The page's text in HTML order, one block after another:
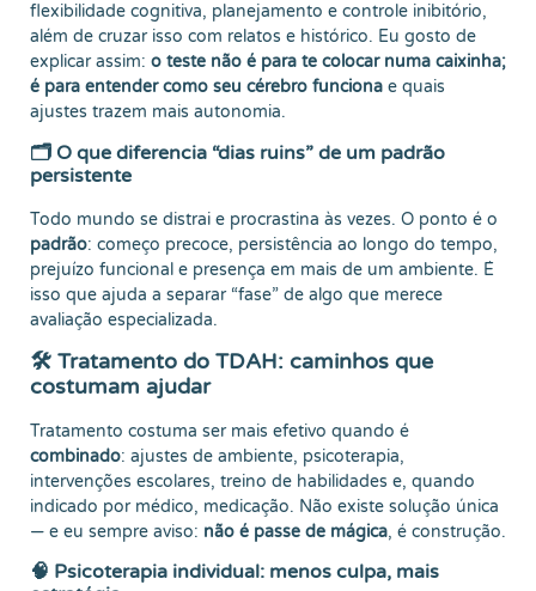
flexibilidade cognitiva, planejamento e controle inibitório,
além de cruzar isso com relatos e histórico. Eu gosto de
explicar assim: o teste não é para te colocar numa caixinha;
é para entender como seu cérebro funciona e quais
ajustes trazem mais autonomia.
🗂️ O que diferencia “dias ruins” de um padrão
persistente
Todo mundo se distrai e procrastina às vezes. O ponto é o
padrão: começo precoce, persistência ao longo do tempo,
prejuízo funcional e presença em mais de um ambiente. É
isso que ajuda a separar “fase” de algo que merece
avaliação especializada.
🛠️ Tratamento do TDAH: caminhos que
costumam ajudar
Tratamento costuma ser mais efetivo quando é
combinado: ajustes de ambiente, psicoterapia,
intervenções escolares, treino de habilidades e, quando
indicado por médico, medicação. Não existe solução única
— e eu sempre aviso: não é passe de mágica, é construção.
🧠 Psicoterapia individual: menos culpa, mais